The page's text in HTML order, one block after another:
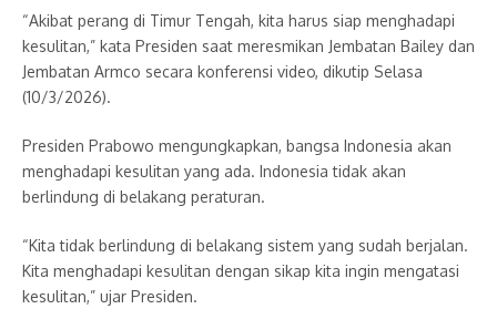
“Akibat perang di Timur Tengah, kita harus siap menghadapi
kesulitan,” kata Presiden saat meresmikan Jembatan Bailey dan
Jembatan Armco secara konferensi video, dikutip Selasa
(10/3/2026).
Presiden Prabowo mengungkapkan, bangsa Indonesia akan
menghadapi kesulitan yang ada. Indonesia tidak akan
berlindung di belakang peraturan.
“Kita tidak berlindung di belakang sistem yang sudah berjalan.
Kita menghadapi kesulitan dengan sikap kita ingin mengatasi
kesulitan,” ujar Presiden.